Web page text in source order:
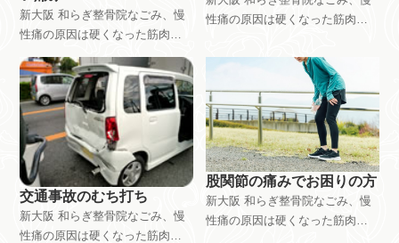
の施術
は、富田林市 和らぎ整骨院で
の施術
新大阪 和らぎ整骨院なごみ、慢
性痛の原因は硬くなった筋肉。
「緩消法」登録施術者｜腰痛、
椎間板ヘルニア、脊柱管狭窄、
繊維筋痛症、坐骨神経痛。どこ
の病院や施術院に行ってもどん
な施術をしても治らなかった
方。体の半分か筋肉です。こち
らに来てください。新大阪駅近
く、大阪市東淀川区東中島。又
は、富田林市 和らぎ整骨院で
性痛の原因は硬くなった筋肉。
「緩消法」登録施術者｜腰痛、
椎間板ヘルニア、脊柱管狭窄、
繊維筋痛症、坐骨神経痛。どこ
の病院や施術院に行ってもどん
な施術をしても治らなかった
方。体の半分か筋肉です。こち
らに来てください。新大阪駅近
く、大阪市東淀川区東中島。又
は、富田林市 和らぎ整骨院で
交通事故のむち打ち
新大阪 和らぎ整骨院なごみ、慢
性痛の原因は硬くなった筋肉。
股関節の痛みでお困りの方
新大阪 和らぎ整骨院なごみ、慢
性痛の原因は硬くなった筋肉。